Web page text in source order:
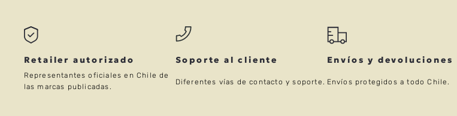
Retailer autorizado
Representantes oficiales en Chile de
las marcas publicadas.
Soporte al cliente
Diferentes vías de contacto y soporte.
Envíos y devoluciones
Envíos protegidos a todo Chile.